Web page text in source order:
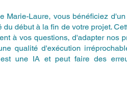
Marie-Laure, vous bénéficiez
du début à la fin de votre projet.
à vos questions, d'adapter nos
qualité d'exécution
est une IA et peut faire des